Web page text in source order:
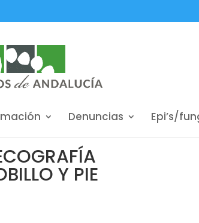
Denuncias Epi’s/
Y PIE